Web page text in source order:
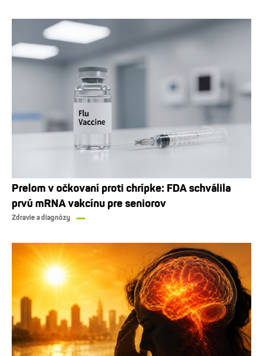
Prelom v očkovaní proti chrípke: FDA schválila
prvú mRNA vakcínu pre seniorov
Zdravie a diagnózy